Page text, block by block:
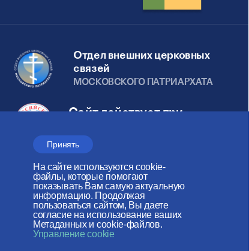
Принять
На сайте используются cookie-
файлы, которые помогают
показывать Вам самую актуальную
информацию. Продолжая
пользоваться сайтом, Вы даете
согласие на использование ваших
Метаданных и cookie-файлов.
Управление cookie
Отдел внешних церковных
связей
МОСКОВСКОГО ПАТРИАРХАТА
Сайт действует при
Российского фонда мира
Веб-сайт создан при содействии
Фонда поддержки христианской
культуры и наследия
Мы в социальных сетях: